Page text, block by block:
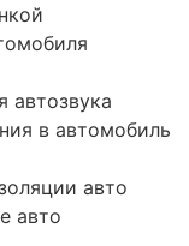
автозвука
в автомобиль
авто
авто